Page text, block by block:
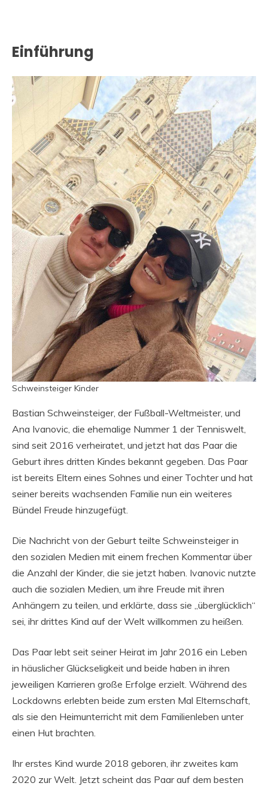
Einführung
Schweinsteiger Kinder
Bastian Schweinsteiger, der Fußball-Weltmeister, und
Ana Ivanovic, die ehemalige Nummer 1 der Tenniswelt,
sind seit 2016 verheiratet, und jetzt hat das Paar die
Geburt ihres dritten Kindes bekannt gegeben. Das Paar
ist bereits Eltern eines Sohnes und einer Tochter und hat
seiner bereits wachsenden Familie nun ein weiteres
Bündel Freude hinzugefügt.
Die Nachricht von der Geburt teilte Schweinsteiger in
den sozialen Medien mit einem frechen Kommentar über
die Anzahl der Kinder, die sie jetzt haben. Ivanovic nutzte
auch die sozialen Medien, um ihre Freude mit ihren
Anhängern zu teilen, und erklärte, dass sie „überglücklich“
sei, ihr drittes Kind auf der Welt willkommen zu heißen.
Das Paar lebt seit seiner Heirat im Jahr 2016 ein Leben
in häuslicher Glückseligkeit und beide haben in ihren
jeweiligen Karrieren große Erfolge erzielt. Während des
Lockdowns erlebten beide zum ersten Mal Elternschaft,
als sie den Heimunterricht mit dem Familienleben unter
einen Hut brachten.
Ihr erstes Kind wurde 2018 geboren, ihr zweites kam
2020 zur Welt. Jetzt scheint das Paar auf dem besten